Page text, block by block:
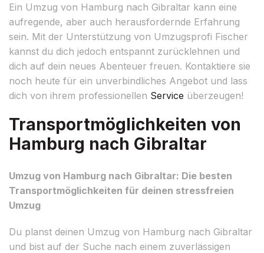
Ein Umzug von Hamburg nach Gibraltar kann eine
aufregende, aber auch herausfordernde Erfahrung
sein. Mit der Unterstützung von Umzugsprofi Fischer
kannst du dich jedoch entspannt zurücklehnen und
dich auf dein neues Abenteuer freuen. Kontaktiere sie
noch heute für ein unverbindliches Angebot und lass
dich von ihrem professionellen Service überzeugen!
Transportmöglichkeiten von
Hamburg nach Gibraltar
Umzug von Hamburg nach Gibraltar: Die besten
Transportmöglichkeiten für deinen stressfreien
Umzug
Du planst deinen Umzug von Hamburg nach Gibraltar
und bist auf der Suche nach einem zuverlässigen